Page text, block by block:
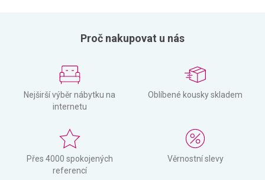
Proč nakupovat u nás
Nejširší výběr nábytku na
internetu
Oblíbené kousky skladem
Přes 4000 spokojených
referencí
Věrnostní slevy